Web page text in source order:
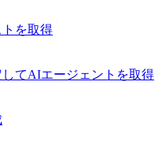
を取得
てAIエージェントを取得